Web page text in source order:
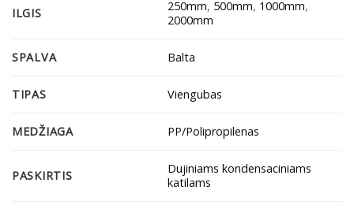
ILGIS 250mm, 500mm, 1000mm,
2000mm
SPALVA Balta
TIPAS Viengubas
MEDŽIAGA PP/Polipropilenas
PASKIRTIS
Dujiniams kondensaciniams
katilams